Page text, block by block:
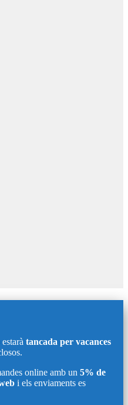
tancada per vacances
online amb un 5% de
i els enviaments es